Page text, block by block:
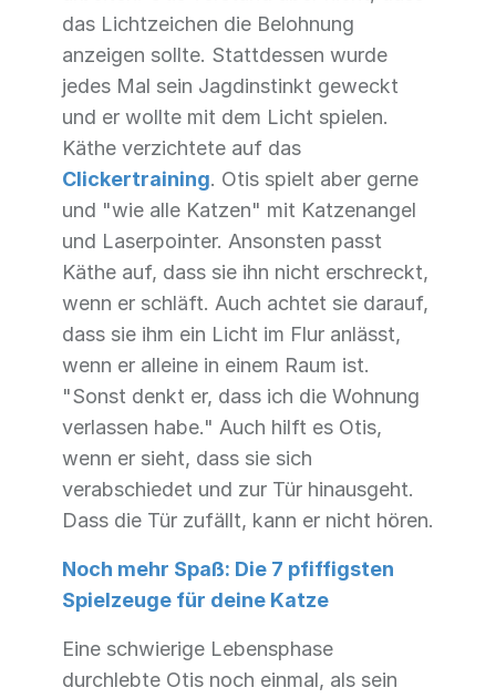
das Lichtzeichen die Belohnung
anzeigen sollte. Stattdessen wurde
jedes Mal sein Jagdinstinkt geweckt
und er wollte mit dem Licht spielen.
Käthe verzichtete auf das
Clickertraining. Otis spielt aber gerne
und "wie alle Katzen" mit Katzenangel
und Laserpointer. Ansonsten passt
Käthe auf, dass sie ihn nicht erschreckt,
wenn er schläft. Auch achtet sie darauf,
dass sie ihm ein Licht im Flur anlässt,
wenn er alleine in einem Raum ist.
"Sonst denkt er, dass ich die Wohnung
verlassen habe." Auch hilft es Otis,
wenn er sieht, dass sie sich
verabschiedet und zur Tür hinausgeht.
Dass die Tür zufällt, kann er nicht hören.
Noch mehr Spaß: Die 7 pfiffigsten
Spielzeuge für deine Katze
Eine schwierige Lebensphase
durchlebte Otis noch einmal, als sein